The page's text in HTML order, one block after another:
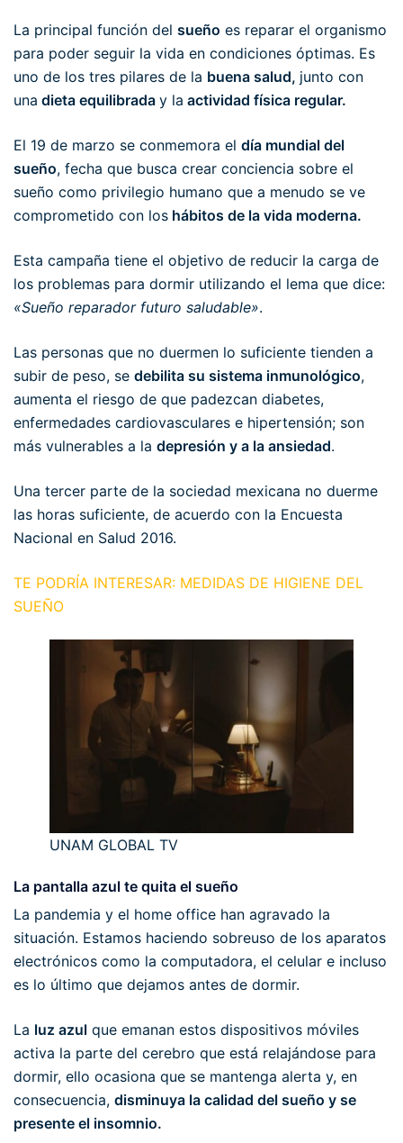
La principal función del sueño es reparar el organismo
para poder seguir la vida en condiciones óptimas. Es
uno de los tres pilares de la buena salud, junto con
una dieta equilibrada y la actividad física regular.
El 19 de marzo se conmemora el día mundial del
sueño, fecha que busca crear conciencia sobre el
sueño como privilegio humano que a menudo se ve
comprometido con los hábitos de la vida moderna.
Esta campaña tiene el objetivo de reducir la carga de
los problemas para dormir utilizando el lema que dice:
«Sueño reparador futuro saludable».
Las personas que no duermen lo suficiente tienden a
subir de peso, se debilita su sistema inmunológico,
aumenta el riesgo de que padezcan diabetes,
enfermedades cardiovasculares e hipertensión; son
más vulnerables a la depresión y a la ansiedad.
Una tercer parte de la sociedad mexicana no duerme
las horas suficiente, de acuerdo con la Encuesta
Nacional en Salud 2016.
TE PODRÍA INTERESAR: MEDIDAS DE HIGIENE DEL
SUEÑO
UNAM GLOBAL TV
La pantalla azul te quita el sueño
La pandemia y el home office han agravado la
situación. Estamos haciendo sobreuso de los aparatos
electrónicos como la computadora, el celular e incluso
es lo último que dejamos antes de dormir.
La luz azul que emanan estos dispositivos móviles
activa la parte del cerebro que está relajándose para
dormir, ello ocasiona que se mantenga alerta y, en
consecuencia, disminuya la calidad del sueño y se
presente el insomnio.